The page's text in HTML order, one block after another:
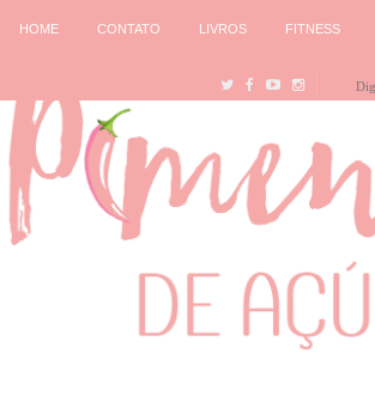
HOME CONTATO LIVROS FITNESS